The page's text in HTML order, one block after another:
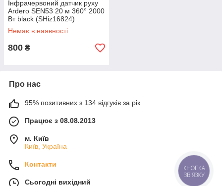
Інфрачервоний датчик руху
Ardero SEN53 20 м 360° 2000
Вт black (SHiz16824)
Немає в наявності
800 ₴
Про нас
95% позитивних з 134 відгуків за рік
Працює з 08.08.2013
м. Київ
Київ, Україна
Контакти
Сьогодні вихідний
КНОПКА
ЗВ'ЯЗКУ